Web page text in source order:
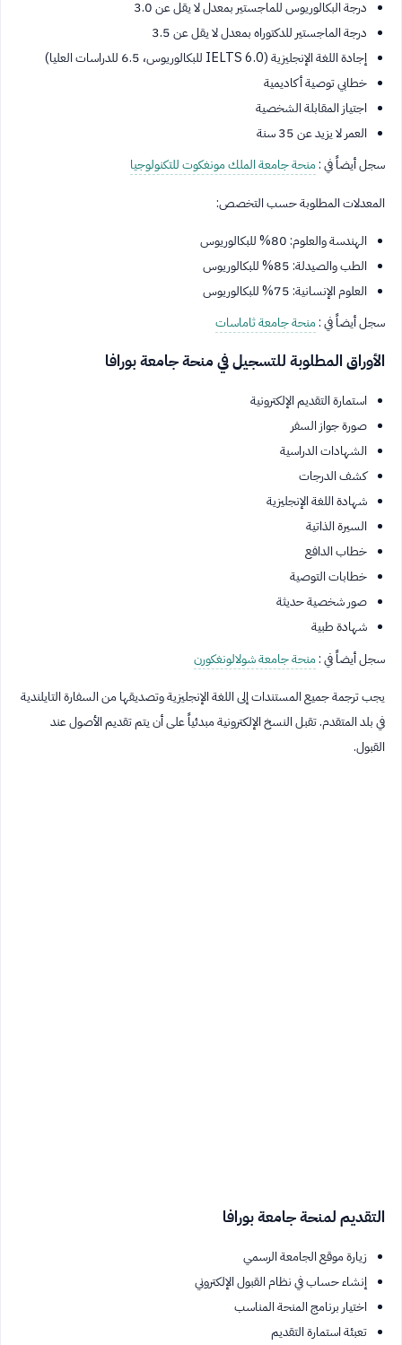
درجة البكالوريوس للماجستير بمعدل لا يقل عن 3.0
درجة الماجستير للدكتوراه بمعدل لا يقل عن 3.5
إجادة اللغة الإنجليزية (IELTS 6.0 للبكالوريوس، 6.5 للدراسات العليا)
خطابي توصية أكاديمية
اجتياز المقابلة الشخصية
العمر لا يزيد عن 35 سنة
سجل أيضاً في :منحة جامعة الملك مونغكوت للتكنولوجيا
المعدلات المطلوبة حسب التخصص:
الهندسة والعلوم: 80% للبكالوريوس
الطب والصيدلة: 85% للبكالوريوس
العلوم الإنسانية: 75% للبكالوريوس
سجل أيضاً في :منحة جامعة ثاماسات
الأوراق المطلوبة للتسجيل في منحة جامعة بورافا
استمارة التقديم الإلكترونية
صورة جواز السفر
الشهادات الدراسية
كشف الدرجات
شهادة اللغة الإنجليزية
السيرة الذاتية
خطاب الدافع
خطابات التوصية
صور شخصية حديثة
شهادة طبية
سجل أيضاً في :منحة جامعة شولالونغكورن
يجب ترجمة جميع المستندات إلى اللغة الإنجليزية وتصديقها من السفارة التايلندية
في بلد المتقدم. تقبل النسخ الإلكترونية مبدئياً على أن يتم تقديم الأصول عند
القبول.
التقديم لمنحة جامعة بورافا
زيارة موقع الجامعة الرسمي
إنشاء حساب في نظام القبول الإلكتروني
اختيار برنامج المنحة المناسب
تعبئة استمارة التقديم